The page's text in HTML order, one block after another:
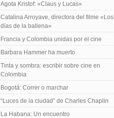
Agota Kristof: «Claus y Lucas»
Catalina Arroyave, directora del filme «Los
días de la ballena»
Francia y Colombia unidas por el cine
Barbara Hammer ha muerto
Tinta y sombra: escribir sobre cine en
Colombia
Bogotá: Correr o marchar
“Luces de la ciudad” de Charles Chaplin
La Habana: Un encuentro